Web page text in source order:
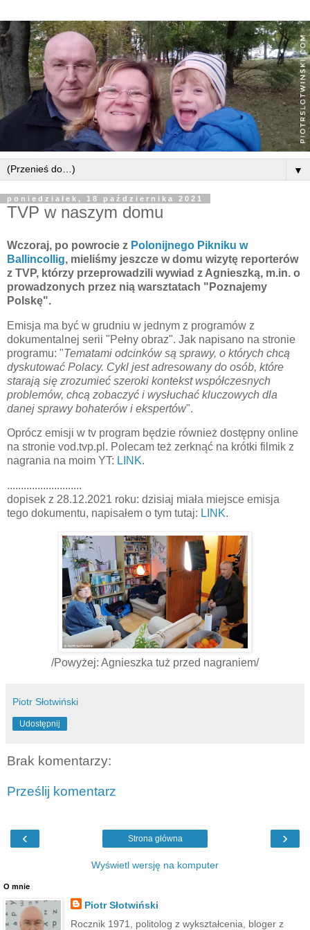
▼
poniedziałek, 18 października 2021
TVP w naszym domu
Wczoraj, po powrocie z Polonijnego Pikniku w
Ballincollig, mieliśmy jeszcze w domu wizytę reporterów
z TVP, którzy przeprowadzili wywiad z Agnieszką, m.in. o
prowadzonych przez nią warsztatach "Poznajemy
Polskę".
Emisja ma być w grudniu w jednym z programów z
dokumentalnej serii "Pełny obraz". Jak napisano na stronie
programu: "Tematami odcinków są sprawy, o których chcą
dyskutować Polacy. Cykl jest adresowany do osób, które
starają się zrozumieć szeroki kontekst współczesnych
problemów, chcą zobaczyć i wysłuchać kluczowych dla
danej sprawy bohaterów i ekspertów".
Oprócz emisji w tv program będzie również dostępny online
na stronie vod.tvp.pl. Polecam też zerknąć na krótki filmik z
nagrania na moim YT: LINK.
...........................
dopisek z 28.12.2021 roku: dzisiaj miała miejsce emisja
tego dokumentu, napisałem o tym tutaj: LINK.
/Powyżej: Agnieszka tuż przed nagraniem/
Piotr Słotwiński
Udostępnij
Brak komentarzy:
Prześlij komentarz
‹ ›
Strona główna
Wyświetl wersję na komputer
O mnie
Piotr Słotwiński
Rocznik 1971, politolog z wykształcenia, bloger z